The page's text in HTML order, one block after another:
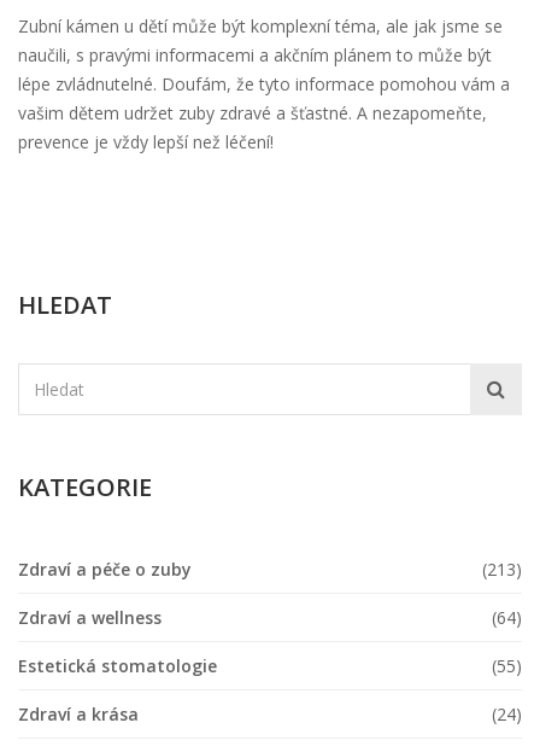
Zubní kámen u dětí může být komplexní téma, ale jak jsme se
naučili, s pravými informacemi a akčním plánem to může být
lépe zvládnutelné. Doufám, že tyto informace pomohou vám a
vašim dětem udržet zuby zdravé a šťastné. A nezapomeňte,
prevence je vždy lepší než léčení!
HLEDAT
KATEGORIE
Zdraví a péče o zuby (213)
Zdraví a wellness (64)
Estetická stomatologie (55)
Zdraví a krása (24)